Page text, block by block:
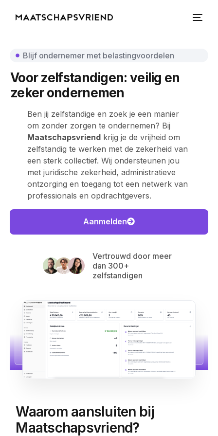
Blijf ondernemer met belastingvoordelen
Voor zelfstandigen: veilig en
zeker ondernemen
Ben jij zelfstandige en zoek je een manier
om zonder zorgen te ondernemen? Bij
Maatschapsvriendkrijg je de vrijheid om
zelfstandig te werken met de zekerheid van
een sterk collectief. Wij ondersteunen jou
met juridische zekerheid, administratieve
ontzorging en toegang tot een netwerk van
professionals en opdrachtgevers.
Aanmelden
Vertrouwd door meer
dan 300+
zelfstandigen
Waarom aansluiten bij
Maatschapsvriend?